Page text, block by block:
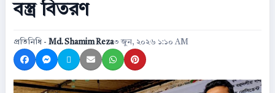
বস্ত্র বিতরণ
প্রতিনিধি - Md. Shamim Reza৩ জুন, ২০২৬ ১:১০ AM
Share on Facebook
Share on Messenger
Share on XShare by Email
Share on WhatsApp
Share on Pinterest